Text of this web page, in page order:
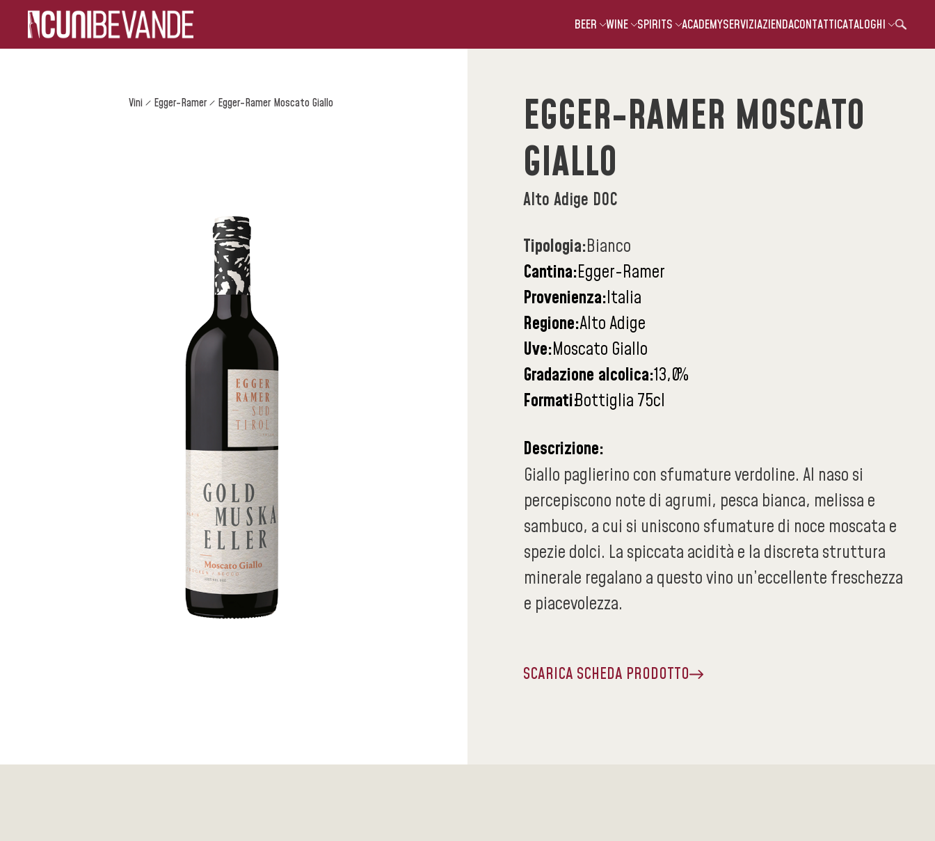
BEER WINE SPIRITS ACADEMYSERVIZIAZIENDACONTATTICATALOGHI
Vini Egger-Ramer Egger-Ramer Moscato Giallo
EGGER-RAMER MOSCATO
GIALLO
Alto Adige DOC
Tipologia:Bianco
Cantina:Egger-Ramer
Provenienza:Italia
Regione:Alto Adige
Uve:Moscato Giallo
Gradazione alcolica:13,0%
Formati:Bottiglia 75cl
Descrizione:
Giallo paglierino con sfumature verdoline. Al naso si
percepiscono note di agrumi, pesca bianca, melissa e
sambuco, a cui si uniscono sfumature di noce moscata e
spezie dolci. La spiccata acidità e la discreta struttura
minerale regalano a questo vino un’eccellente freschezza
e piacevolezza.
SCARICA SCHEDA PRODOTTO